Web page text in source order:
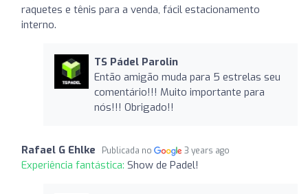
raquetes e tênis para a venda, fácil estacionamento
interno.
TS Pádel Parolin
Então amigão muda para 5 estrelas seu
comentário!!! Muito importante para
nós!!! Obrigado!!
Rafael G Ehlke Publicada no 3 years ago
Experiência fantástica: Show de Padel!